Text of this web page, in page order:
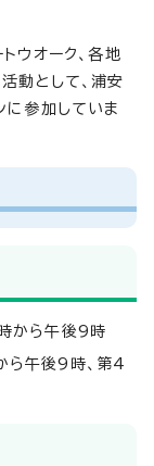
ウオーク、各地
動として、浦安
に参加していま
から午後9時
ら午後9時、第4